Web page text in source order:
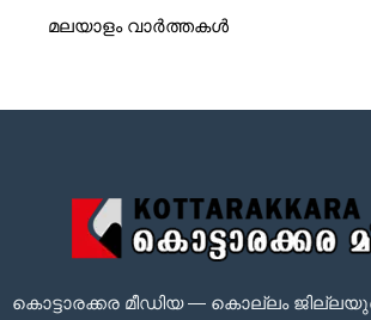
മലയാളം വാർത്തകൾ
കൊട്ടാരക്കര മീഡിയ — കൊല്ലം